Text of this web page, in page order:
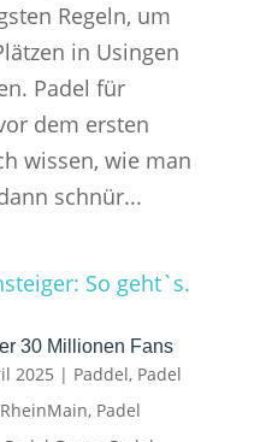
Regeln, um
in Usingen
Padel für
dem ersten
wissen, wie man
schnür...
30 Millionen Fans
2025 | Paddel, Padel
, Padel